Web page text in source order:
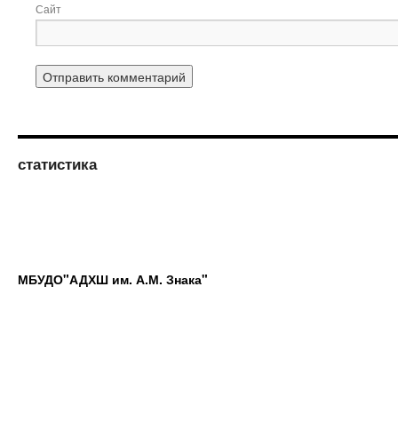
Сайт
статистика
МБУДО"АДХШ им. А.М. Знака"